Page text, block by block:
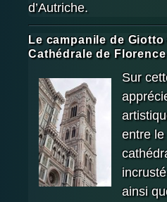
d’Autriche.
Le campanile de
Cathédrale de Florence
Sur
entre
ainsi